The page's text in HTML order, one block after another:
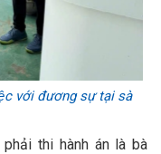
với đương sự tại sà
thi hành án là bà